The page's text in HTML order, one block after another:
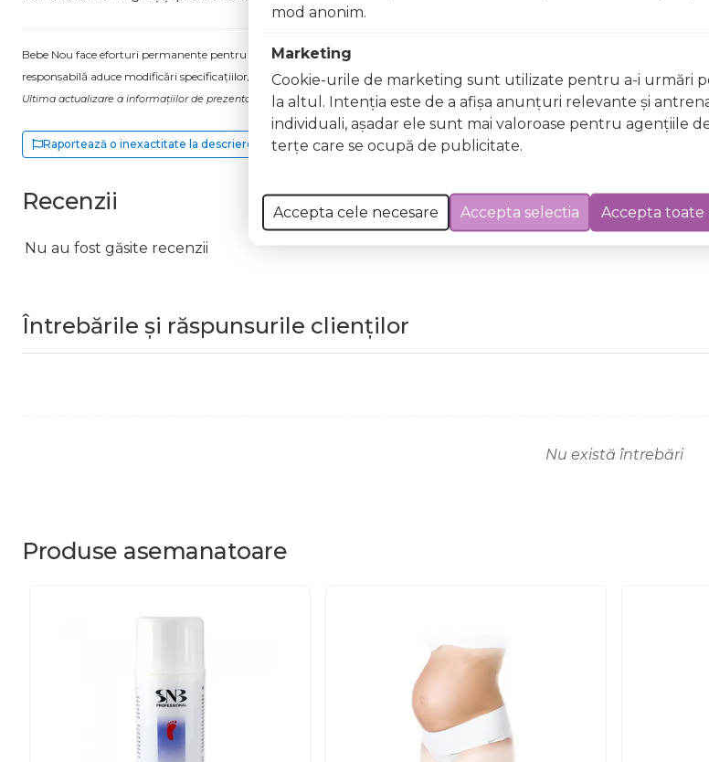
Bebe Nou face eforturi permanente pentru a păstra informațiile actualizate. Excepții pentru care informațiile prezentate pot fi
responsabilă aduce modificări specificațiilor/etichetei acestuia, fără a ne informa în prealabil. În cazul apariției unor diferențe,
Ultima actualizare a informațiilor de prezentare pentru Lac unghii Gel Effect GE85 Lavender Bliss Wild & Mild,12ml a fost efectuată la
Raportează o inexactitate la descriere
Recenzii
Nu au fost găsite recenzii
Întrebările și răspunsurile clienților
Nu există întrebări
Produse asemanatoare
mod anonim.
Marketing
Cookie-urile de marketing sunt utilizate pentru a-i urmări
la altul. Intenţia este de a afişa anunţuri relevante şi
individuali, aşadar ele sunt mai valoroase pentru agenţiile
terţe care se ocupă de publicitate.
Accepta cele necesare Accepta selectia Accepta toate